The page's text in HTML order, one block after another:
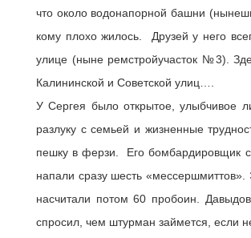
что около водонапорной башни
кому плохо жилось. Друзей у него
улице (ныне ремстройучасток №3).
Калининской и Советской улиц….
У Сергея было открытое, улыбчивое
разлуку с семьей и жизненные
пешку в ферзи. Его бомбардировщик
напали сразу шесть
насчитали потом 60 пробоин.
спросил, чем штурман займется, если